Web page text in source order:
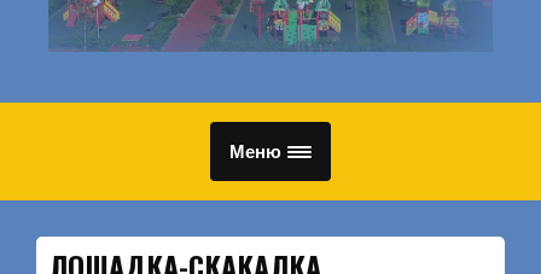
Меню